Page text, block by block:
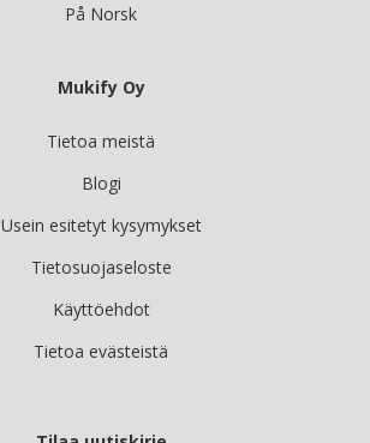
På Norsk
Mukify Oy
Tietoa meistä
Blogi
Usein esitetyt kysymykset
Tietosuojaseloste
Käyttöehdot
Tietoa evästeistä